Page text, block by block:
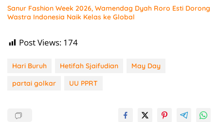
Sanur Fashion Week 2026, Wamendag Dyah Roro Esti Dorong
Wastra Indonesia Naik Kelas ke Global
Post Views: 174
Hari Buruh Hetifah Sjaifudian
May Day
partai golkar
UU PPRT